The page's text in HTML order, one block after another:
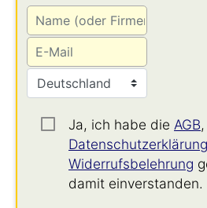
Ja, ich habe die AGB,
Datenschutzerklärung
Widerrufsbelehrung
damit einverstanden.